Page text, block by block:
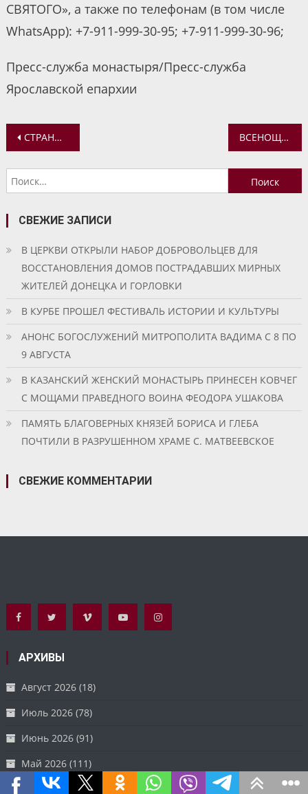
СВЯТОГО», а также по телефонам (в том числе
WhatsApp): +7-911-999-30-95; +7-911-999-30-96;
Пресс-служба монастыря/Пресс-служба
Ярославской епархии
Навигация
по
записям
СТРАНИЦЫ ИСТОРИИ. ВОСПОМИНАНИЯ О ПОСЛЕДНИХ ДНЯХ ЖИЗНИ СВЯТИТЕЛЯ АГАФАНГЕЛА ВСЕНОЩНОЕ БДЕНИЕ В КАЗАНСКОМ ЖЕНСКОМ МОНАСТЫРЕ НАКАНУНЕ ПАМЯТИ СВЯТИТЕЛЯ АГАФАНГЕЛА
Найти:
СВЕЖИЕ ЗАПИСИ
В ЦЕРКВИ ОТКРЫЛИ НАБОР ДОБРОВОЛЬЦЕВ ДЛЯ
ВОССТАНОВЛЕНИЯ ДОМОВ ПОСТРАДАВШИХ МИРНЫХ
ЖИТЕЛЕЙ ДОНЕЦКА И ГОРЛОВКИ
В КУРБЕ ПРОШЕЛ ФЕСТИВАЛЬ ИСТОРИИ И КУЛЬТУРЫ
АНОНС БОГОСЛУЖЕНИЙ МИТРОПОЛИТА ВАДИМА С 8 ПО
9 АВГУСТА
В КАЗАНСКИЙ ЖЕНСКИЙ МОНАСТЫРЬ ПРИНЕСЕН КОВЧЕГ
С МОЩАМИ ПРАВЕДНОГО ВОИНА ФЕОДОРА УШАКОВА
ПАМЯТЬ БЛАГОВЕРНЫХ КНЯЗЕЙ БОРИСА И ГЛЕБА
ПОЧТИЛИ В РАЗРУШЕННОМ ХРАМЕ С. МАТВЕЕВСКОЕ
СВЕЖИЕ КОММЕНТАРИИ
АРХИВЫ
Август 2026 (18)
Июль 2026 (78)
Июнь 2026 (91)
Май 2026 (111)
Апрель 2026(106)